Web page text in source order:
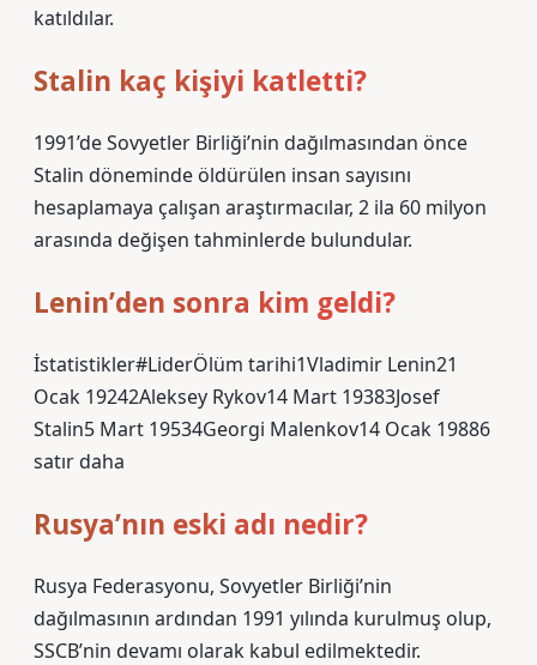
katıldılar.
Stalin kaç kişiyi katletti?
1991’de Sovyetler Birliği’nin dağılmasından önce
Stalin döneminde öldürülen insan sayısını
hesaplamaya çalışan araştırmacılar, 2 ila 60 milyon
arasında değişen tahminlerde bulundular.
Lenin’den sonra kim geldi?
İstatistikler#LiderÖlüm tarihi1Vladimir Lenin21
Ocak 19242Aleksey Rykov14 Mart 19383Josef
Stalin5 Mart 19534Georgi Malenkov14 Ocak 19886
satır daha
Rusya’nın eski adı nedir?
Rusya Federasyonu, Sovyetler Birliği’nin
dağılmasının ardından 1991 yılında kurulmuş olup,
SSCB’nin devamı olarak kabul edilmektedir.